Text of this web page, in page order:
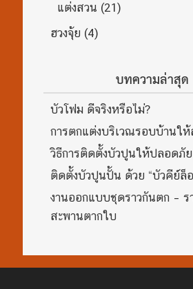
แต่งสวน (21)
ฮวงจุ้ย (4)
บทความล่าสุด
บัวโฟม ดีจริงหรือไม่?
การตกแต่งบริเวณรอบบ้านให้
วิธีการติดตั้งบัวปูนให้ปลอดภัย
ติดตั้งบัวปูนปั้น ด้วย “บัวคีย์ล็
งานออกแบบชุดราวกันตก – ร
สะพานตากใบ